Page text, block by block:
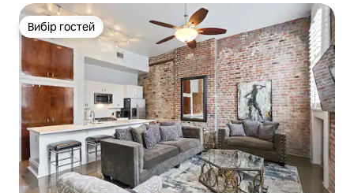
Вибір гостей
Вибір гостей